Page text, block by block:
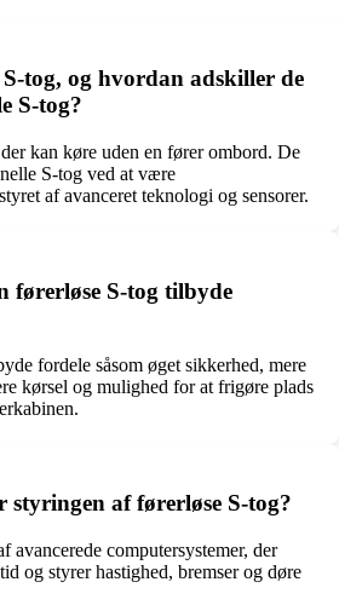
tog, og hvordan adskiller de
S-tog?
kan køre uden en fører ombord. De
S-tog ved at være
af avanceret teknologi og sensorer.
førerløse S-tog tilbyde
fordele såsom øget sikkerhed, mere
kørsel og mulighed for at frigøre plads
af førerløse S-tog?
avancerede computersystemer, der
og styrer hastighed, bremser og døre